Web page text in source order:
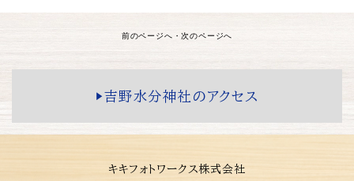
前のページへ ・次のページへ
▶️吉野水分神社のアクセス
キキフォトワークス株式会社